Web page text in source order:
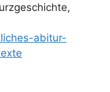
abitur-